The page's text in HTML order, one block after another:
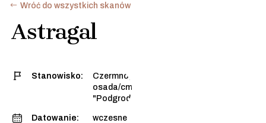
Wróć do wszystkich skanów
Astragal
Stanowisko:
Czermno, stan. 3 -
osada/cmentarzysko
"Podgrodzie Dalsze"
Datowanie:
wczesne